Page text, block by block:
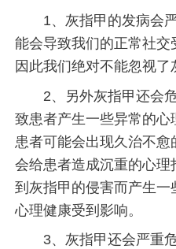
1、灰指甲的发病会严
能会导致我们的正常社交
因此我们绝对不能忽视了
2、另外灰指甲还会危
致患者产生一些异常的心
患者可能会出现久治不
会给患者造成沉重的心
到灰指甲的侵害而产生
心理健康受到影响。
3、灰指甲还会严重危